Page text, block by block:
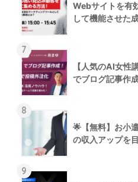
Webサイトを有
して機能させた
7
【人気のAI女
でブログ記事作
8
🌟【無料】お小
の収入アップを
9